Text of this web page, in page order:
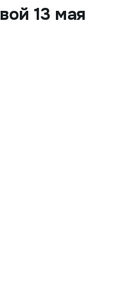
13 мая